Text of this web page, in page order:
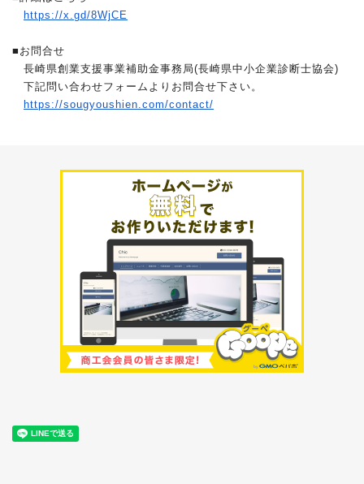
https://x.gd/8WjCE
■お問合せ
長崎県創業支援事業補助金事務局(長崎県中小企業診断士協会)
下記問い合わせフォームよりお問合せ下さい。
https://sougyoushien.com/contact/